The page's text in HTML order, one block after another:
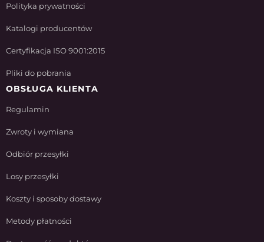
Polityka prywatności
Katalogi producentów
Certyfikacja ISO 9001:2015
Pliki do pobrania
OBSŁUGA KLIENTA
Regulamin
Zwroty i wymiana
Odbiór przesyłki
Losy przesyłki
Koszty i sposoby dostawy
Metody płatności